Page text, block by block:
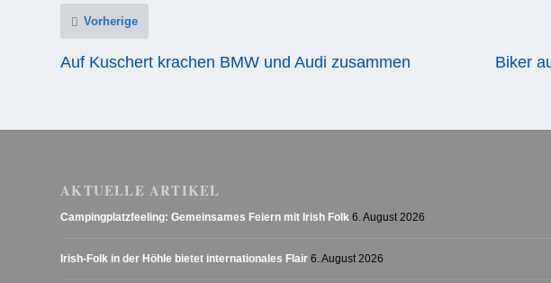
Vorherige
Auf Kuschert krachen BMW und Audi zusammen
Biker
AKTUELLE ARTIKEL
Campingplatzfeeling: Gemeinsames Feiern mit Irish Folk 6. August 2026
Irish-Folk in der Höhle bietet internationales Flair 6. August 2026